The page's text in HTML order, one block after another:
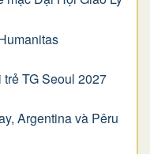
TG Seoul 2027
Argentina và Pêru